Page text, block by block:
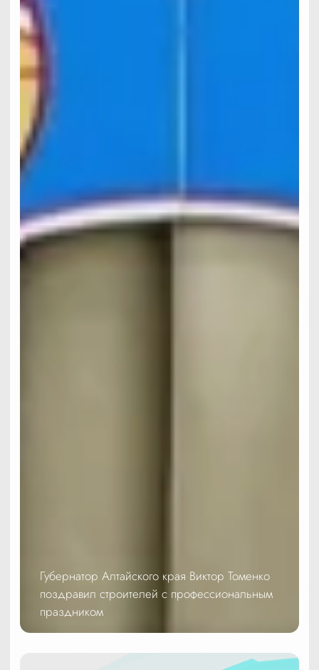
Губернатор Алтайского края Виктор Томенко
поздравил строителей с профессиональным
праздником